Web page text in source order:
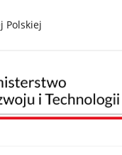
Polskiej